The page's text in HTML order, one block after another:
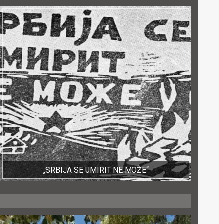
„SRBIJA SE UMIRIT NE MOŽE“